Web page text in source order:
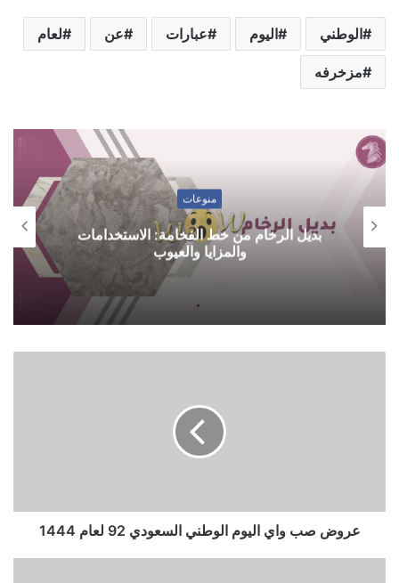
الوطني اليوم عبارات عن لعام
مزخرفه
منوعات
بديل الرخام من خط الفخامة: الاستخدامات
والمزايا والعيوب
عروض صب واي اليوم الوطني السعودي 92 لعام 1444